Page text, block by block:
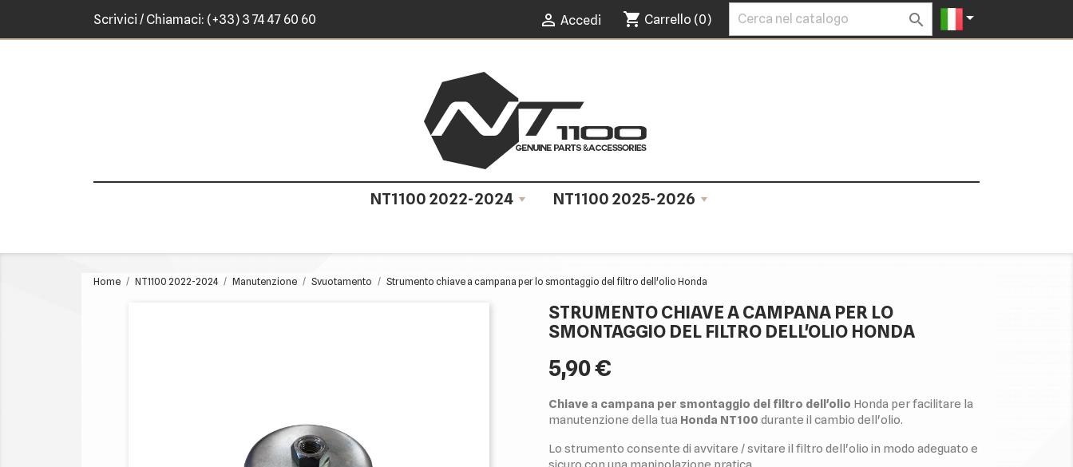
Scrivici / Chiamaci: (+33) 3 74 47 60 60  Accedi shopping_cart Carrello (0)  
NT1100 2022-2024 NT1100 2025-2026
Home NT1100 2022-2024 Manutenzione Svuotamento Strumento chiave a campana per lo smontaggio del filtro dell'olio Honda
STRUMENTO CHIAVE A CAMPANA PER LO
SMONTAGGIO DEL FILTRO DELL'OLIO HONDA
5,90 €
Chiave a campana per smontaggio del filtro dell'olio Honda per facilitare la
manutenzione della tua Honda NT100 durante il cambio dell'olio.
Lo strumento consente di avvitare / svitare il filtro dell'olio in modo adeguato e